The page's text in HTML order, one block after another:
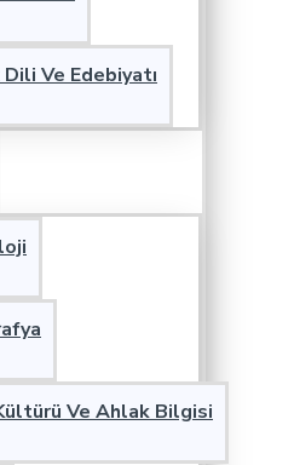
Ve Edebiyatı
Ve Ahlak Bilgisi